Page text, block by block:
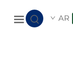
AR